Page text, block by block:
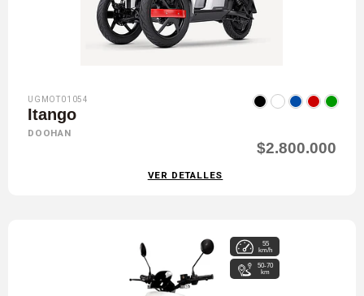
UGMOT01054
Itango
DOOHAN
$2.800.000
VER DETALLES
55
km/h
50-70
km